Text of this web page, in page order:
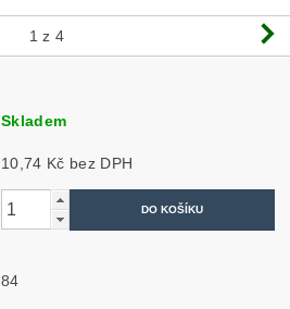
1 z 4
Skladem
10,74 Kč bez DPH
84